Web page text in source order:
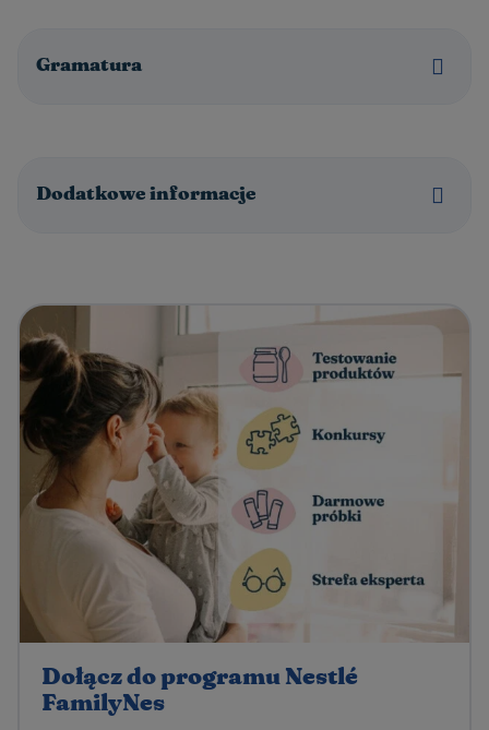
Gramatura
Dodatkowe informacje
Dołącz do programu Nestlé
FamilyNes